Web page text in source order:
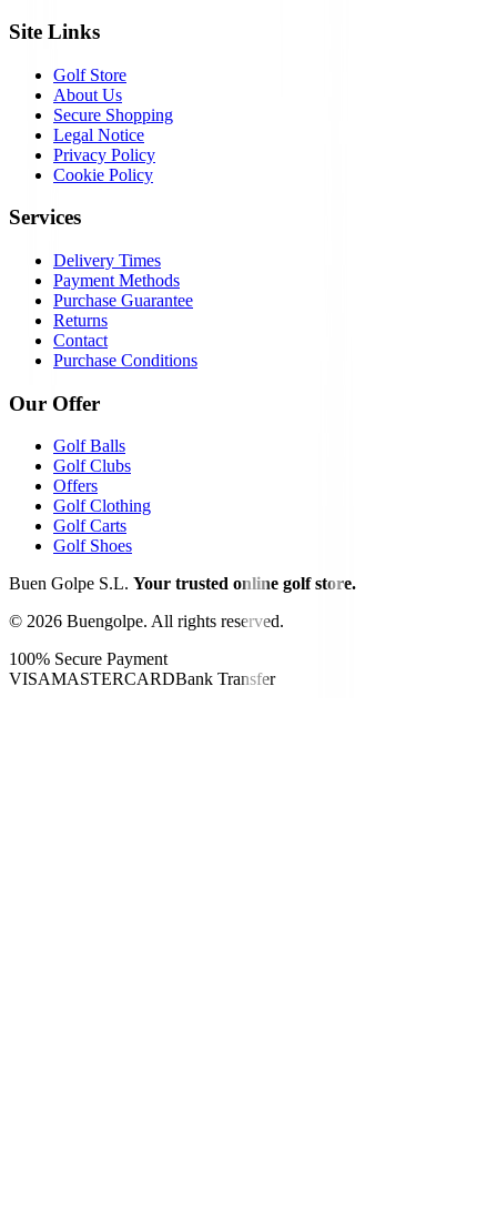
Site Links
Golf Store
About Us
Secure Shopping
Legal Notice
Privacy Policy
Cookie Policy
Services
Delivery Times
Payment Methods
Purchase Guarantee
Returns
Contact
Purchase Conditions
Our Offer
Golf Balls
Golf Clubs
Offers
Golf Clothing
Golf Carts
Golf Shoes
Buen Golpe S.L. Your trusted online golf store.
© 2026 Buengolpe. All rights reserved.
100% Secure Payment
VISAMASTERCARDBank Transfer